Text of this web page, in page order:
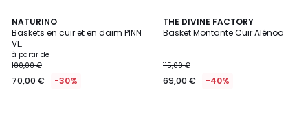
NATURINO
Baskets en cuir et en daim PINN
VL.
à partir de
100,00 €
70,00 € -30%
THE DIVINE FACTORY
Basket Montante Cuir Alénoa
115,00 €
69,00 € -40%